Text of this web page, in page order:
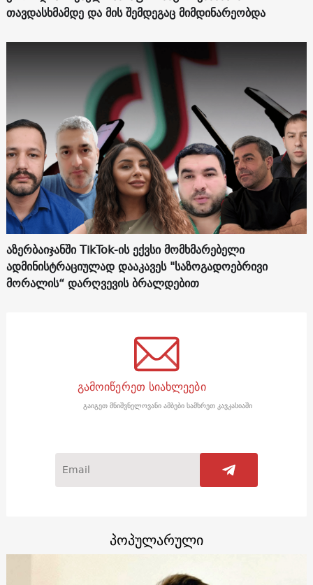
თავდასხმამდე და მის შემდეგაც მიმდინარეობდა
აზერბაიჯანში TikTok-ის ექვსი მომხმარებელი
ადმინისტრაციულად დააკავეს "საზოგადოებრივი
მორალის“ დარღვევის ბრალდებით
გამოიწერეთ სიახლეები
გაიგეთ მნიშვნელოვანი ამბები სამხრეთ კავკასიაში
პოპულარული